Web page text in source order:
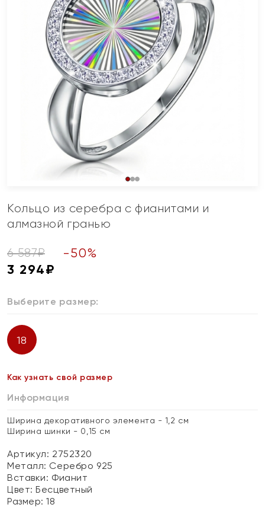
Кольцо из серебра с фианитами и
алмазной гранью
6 587₽ -50%
3 294₽
Выберите размер:
18
Как узнать свой размер
Информация
Ширина декоративного элемента - 1,2 см
Ширина шинки - 0,15 см
Артикул: 2752320
Металл: Серебро 925
Вставки: Фианит
Цвет:Бесцветный
Размер:18